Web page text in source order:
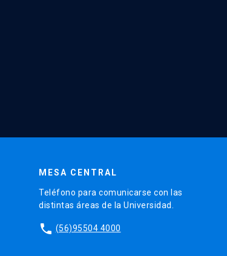
MESA CENTRAL
Teléfono para comunicarse con las
distintas áreas de la Universidad.
phone (56)95504 4000